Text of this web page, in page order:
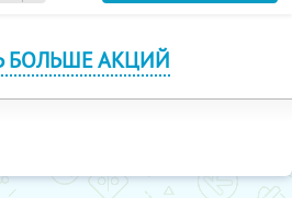
БОЛЬШЕ АКЦИЙ